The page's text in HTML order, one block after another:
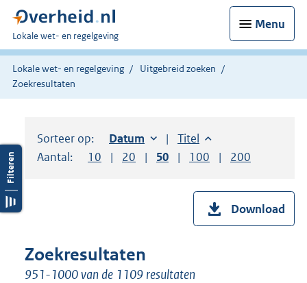
Menu
U
bent
hier:
Lokale wet- en regelgeving
Lokale wet- en regelgeving
Uitgebreid zoeken
Zoekresultaten
Sorteer op: Sorteer op:
Datum oplopendSorteer op:
Titel oplopend
Aantal:
Toon
10 resultaten per pagina
Toon
20 resultaten per pagina
Toon
50 resultaten per pagina
Toon
100 resultaten per
Toon
200
Download
Zoekresultaten
951-1000 van de 1109 resultaten